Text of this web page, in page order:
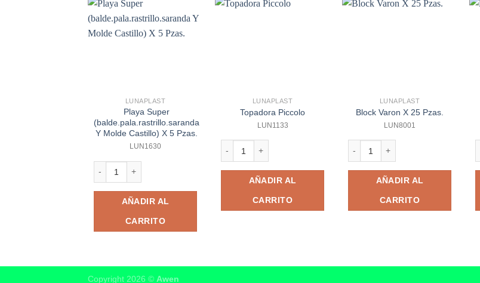
LUNAPLAST
Playa Super
(balde.pala.rastrillo.saranda
Y Molde Castillo) X 5 Pzas.
LUN1630
AÑADIR AL
CARRITO
LUNAPLAST
Topadora Piccolo
LUN1133
AÑADIR AL
CARRITO
LUNAPLAST
Block Varon X 25 Pzas.
LUN8001
AÑADIR AL
CARRITO
Copyright 2026 © Awen